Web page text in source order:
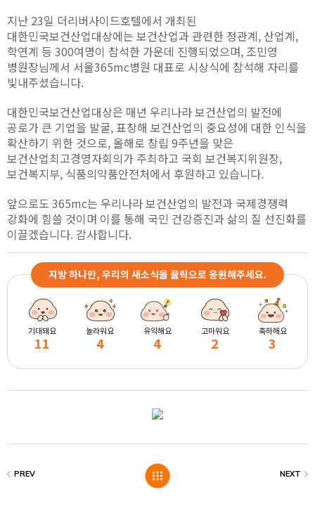
지난 23일 더리버사이드호텔에서 개최된
대한민국보건산업대상에는 보건산업과 관련한 정관계, 산업계,
학연계 등 300여명이 참석한 가운데 진행되었으며, 조민영
병원장님께서 서울365mc병원 대표로 시상식에 참석해 자리를
빛내주셨습니다.
대한민국보건산업대상은 매년 우리나라 보건산업의 발전에
공로가 큰 기업을 발굴, 표창해 보건산업의 중요성에 대한 인식을
확산하기 위한 것으로, 올해로 창립 9주년을 맞은
보건산업최고경영자회의가 주최하고 국회 보건복지위원장,
보건복지부, 식품의약품안전처에서 후원하고 있습니다.
앞으로도 365mc는 우리나라 보건산업의 발전과 국제경쟁력
강화에 힘쓸 것이며 이를 통해 국민 건강증진과 삶의 질 선진화를
이끌겠습니다. 감사합니다.
지방 하나만, 우리의 새소식을 클릭으로 응원해주세요.
기대돼요
11
놀라워요
4
유익해요
4
고마워요
2
축하해요
3